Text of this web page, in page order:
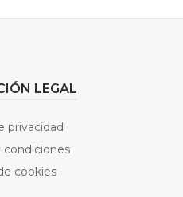
LEGAL
privacidad
condiciones
cookies